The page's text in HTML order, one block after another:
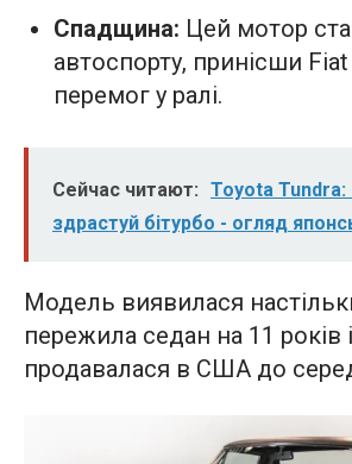
Спадщина: Цей мотор
автоспорту, принісши Fiat
перемог у ралі.
Сейчас читают: Toyota
здрастуй бітурбо - огляд
Модель виявилася
пережила седан на 11 років
продавалася в США до